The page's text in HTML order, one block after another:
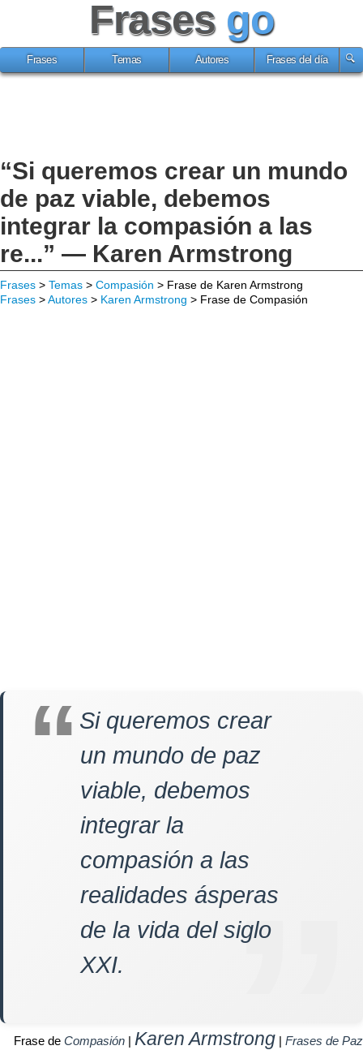
Frases go
Frases Temas Autores Frases del día
“Si queremos crear un mundo
de paz viable, debemos
integrar la compasión a las
re...” — Karen Armstrong
Frases > Temas > Compasión > Frase de Karen Armstrong
Frases >Autores > Karen Armstrong > Frase de Compasión
Si queremos crear
un mundo de paz
viable, debemos
integrar la
compasión a las
realidades ásperas
de la vida del siglo
XXI.
Frase de Compasión | Karen Armstrong | Frases de Paz